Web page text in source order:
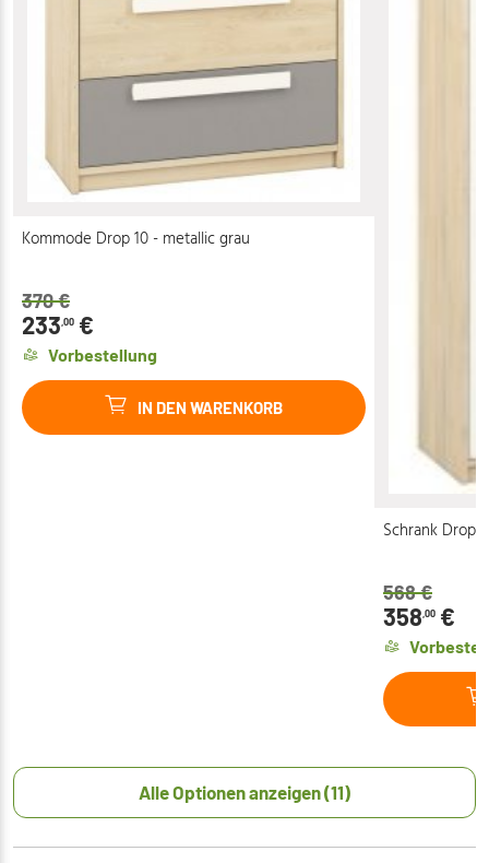
Kommode Drop 10 - metallic grau
370€
233,00 €
Vorbestellung
IN DEN WARENKORB
Schrank Drop
568€
358,00€
Alle Optionen anzeigen (11)